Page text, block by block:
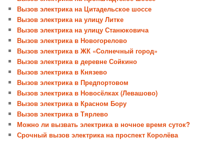
Вызов электрика на Цитадельское шоссе
Вызов электрика на улицу Литке
Вызов электрика на улицу Станюковича
Вызов электрика в Новогорелово
Вызов электрика в ЖК «Солнечный город»
Вызов электрика в деревне Сойкино
Вызов электрика в Князево
Вызов электрика в Предпортовом
Вызов электрика в Новосёлках (Левашово)
Вызов электрика в Красном Бору
Вызов электрика в Тярлево
Можно ли вызвать электрика в ночное время суток?
Срочный вызов электрика на проспект Королёва